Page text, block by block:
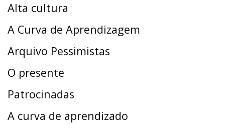
Alta cultura
A Curva de Aprendizagem
Arquivo Pessimistas
O presente
Patrocinadas
A curva de aprendizado